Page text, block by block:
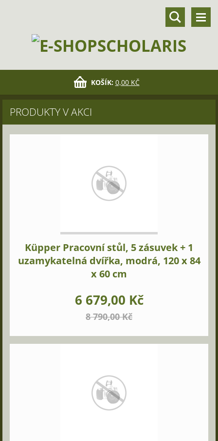
KOŠÍK: 0,00 KČ
PRODUKTY V AKCI
Küpper Pracovní stůl, 5 zásuvek + 1
uzamykatelná dvířka, modrá, 120 x 84
x 60 cm
6 679,00 Kč
8 790,00 Kč